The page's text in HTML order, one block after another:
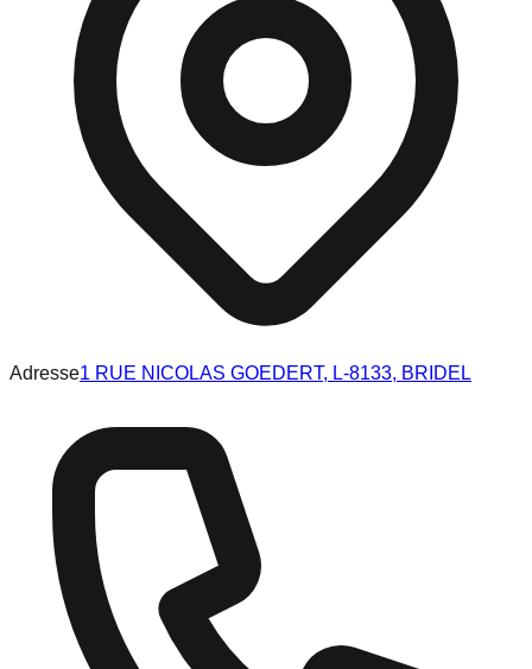
Adresse1 RUE NICOLAS GOEDERT, L-8133, BRIDEL